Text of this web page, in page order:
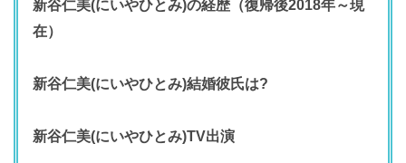
新谷仁美(にいやひとみ)の経歴（復帰後2018年～現
在）
新谷仁美(にいやひとみ)結婚彼氏は?
新谷仁美(にいやひとみ)TV出演